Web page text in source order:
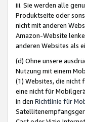
iii. Sie werden alle
Produktseite oder
nicht mit anderen
Amazon-Website
anderen Websites als
(d) Ohne unsere
Nutzung mit einem
(1) Websites, die nicht
eine nicht für
in den Richtlinie für